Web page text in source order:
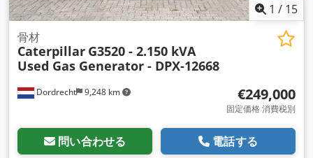
1 / 15
Dordrecht 9,248 km
骨材
Caterpillar G3520 - 2.150 kVA
Used Gas Generator - DPX-12668
€249,000
固定価格 消費税別
問い合わせる 電話する